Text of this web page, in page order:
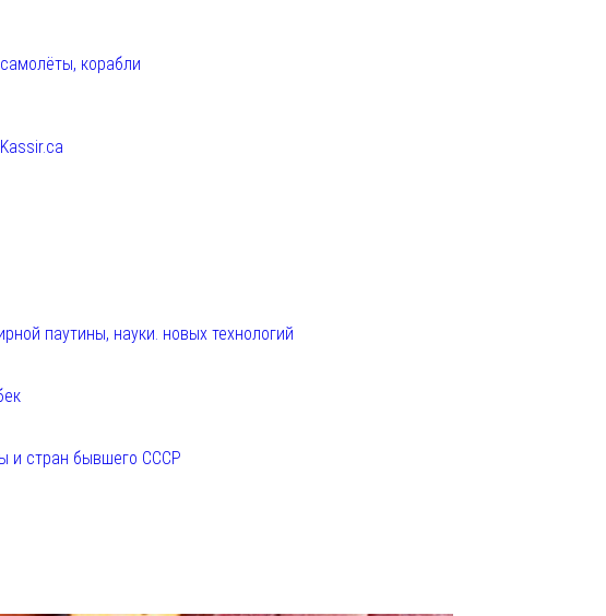
корабли
паутины, науки. новых технологий
и стран бывшего СССР